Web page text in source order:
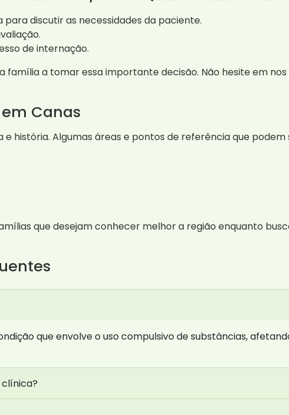
discutir as necessidades da paciente.
de internação.
família a tomar essa importante decisão. Não hesite em
Canas
e história. Algumas áreas e pontos de referência que
que desejam conhecer melhor a região enquanto
que envolve o uso compulsivo de substâncias,